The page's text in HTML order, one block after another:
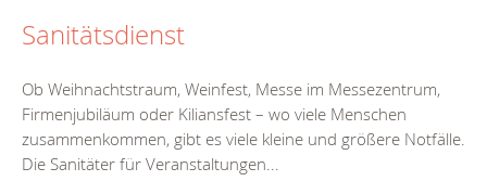
Sanitätsdienst
Ob Weihnachtstraum, Weinfest, Messe im Messezentrum,
Firmenjubiläum oder Kiliansfest – wo viele Menschen
zusammenkommen, gibt es viele kleine und größere Notfälle.
Die Sanitäter für Veranstaltungen...